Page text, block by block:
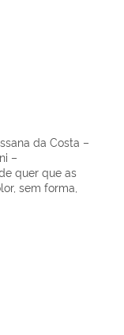
da Costa –
–
quer que as
sem forma,